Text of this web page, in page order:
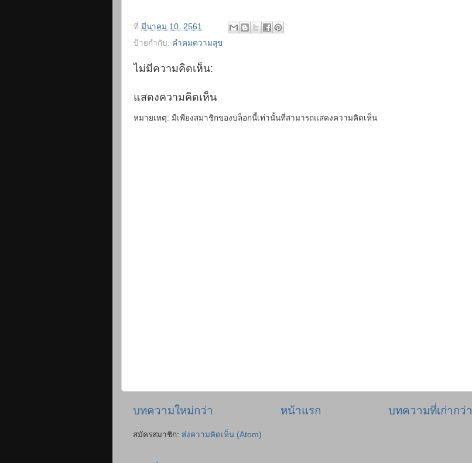
ที่ มีนาคม 10, 2561
ป้ายกำกับ: คำคมความสุข
ไม่มีความคิดเห็น:
แสดงความคิดเห็น
หมายเหตุ: มีเพียงสมาชิกของบล็อกนี้เท่านั้นที่สามารถแสดงความคิดเห็น
บทความใหม่กว่า บทความที่เก่ากว่า
หน้าแรก
สมัครสมาชิก: ส่งความคิดเห็น (Atom)